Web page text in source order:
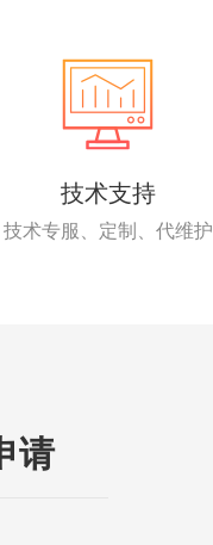
技术支持
技术专服、定制、代维护
请